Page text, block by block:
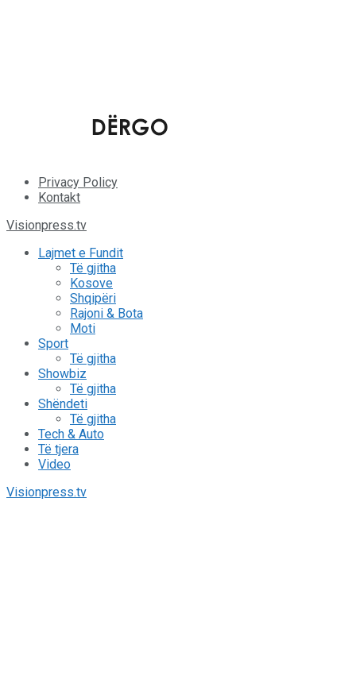
Privacy Policy
Kontakt
Visionpress.tv
Lajmet e Fundit
Të gjitha
Kosove
Shqipëri
Rajoni & Bota
Moti
Sport
Të gjitha
Showbiz
Të gjitha
Shëndeti
Të gjitha
Tech & Auto
Të tjera
Video
Visionpress.tv